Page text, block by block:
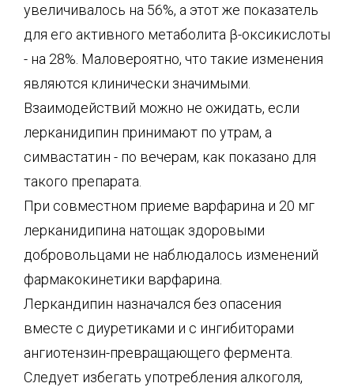
увеличивалось на 56%, а этот же показатель
для его активного метаболита β-оксикислоты
- на 28%. Маловероятно, что такие изменения
являются клинически значимыми.
Взаимодействий можно не ожидать, если
лерканидипин принимают по утрам, а
симвастатин - по вечерам, как показано для
такого препарата.
При совместном приеме варфарина и 20 мг
лерканидипина натощак здоровыми
добровольцами не наблюдалось изменений
фармакокинетики варфарина.
Леркандипин назначался без опасения
вместе с диуретиками и с ингибиторами
ангиотензин-превращающего фермента.
Следует избегать употребления алкоголя,